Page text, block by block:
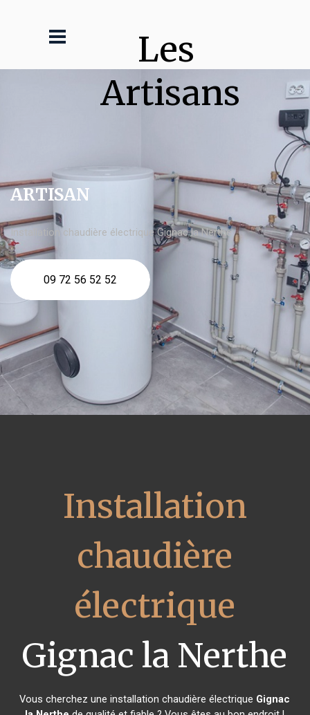
Les
Artisans
ARTISAN
Installation chaudière électrique Gignac la Nerthe
09 72 56 52 52
Installation
chaudière
électrique
Gignac la Nerthe
Vous cherchez une installation chaudière électrique Gignac